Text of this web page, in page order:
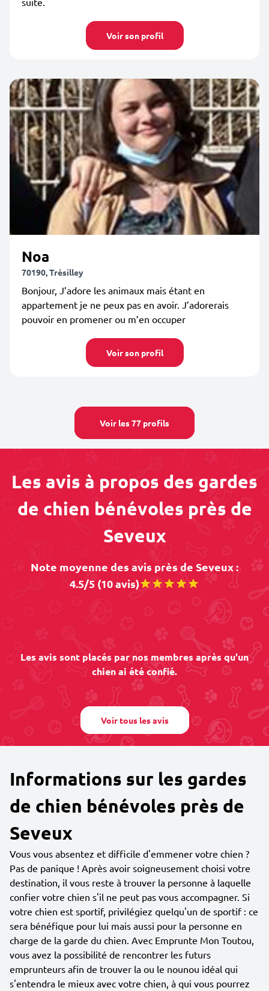
Voir son profil
Noa
70190, Trésilley
Bonjour, J’adore les animaux mais étant en
appartement je ne peux pas en avoir. J’adorerais
pouvoir en promener ou m’en occuper
Voir son profil
Voir les 77 profils
Les avis à propos des gardes
de chien bénévoles près de
Seveux
Note moyenne des avis près de Seveux :
4.5/5 (10 avis)
Les avis sont placés par nos membres après qu'un
chien ai été confié.
Voir tous les avis
Informations sur les gardes
de chien bénévoles près de
Seveux
Vous vous absentez et difficile d'emmener votre chien ?
Pas de panique ! Après avoir soigneusement choisi votre
destination, il vous reste à trouver la personne à laquelle
confier votre chien s'il ne peut pas vous accompagner. Si
votre chien est sportif, privilégiez quelqu'un de sportif : ce
sera bénéfique pour lui mais aussi pour la personne en
charge de la garde du chien. Avec Emprunte Mon Toutou,
vous avez la possibilité de rencontrer les futurs
emprunteurs afin de trouver la ou le nounou idéal qui
s'entendra le mieux avec votre chien, à qui vous pourrez